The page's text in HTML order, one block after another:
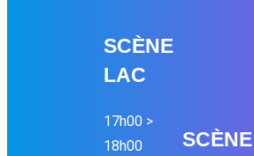
SCÈNE
LAC
17h00 >
18h00
SCÈNE